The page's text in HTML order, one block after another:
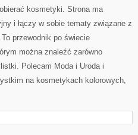
kosmetyki. Strona ma
i łączy w sobie tematy związane z
przewodnik po świecie
można znaleźć zarówno
Polecam Moda i Uroda i
na kosmetykach kolorowych,